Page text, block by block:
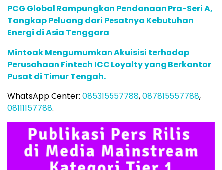
PCG Global Rampungkan Pendanaan Pra-Seri A,
Tangkap Peluang dari Pesatnya Kebutuhan
Energi di Asia Tenggara
Mintoak Mengumumkan Akuisisi terhadap
Perusahaan Fintech ICC Loyalty yang Berkantor
Pusat di Timur Tengah.
WhatsApp Center: 085315557788,087815557788,
08111157788.